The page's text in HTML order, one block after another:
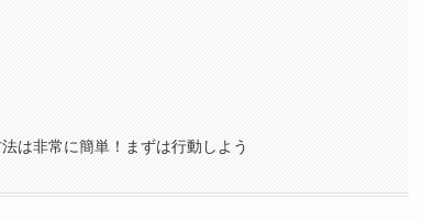
は非常に簡単！まずは行動しよう